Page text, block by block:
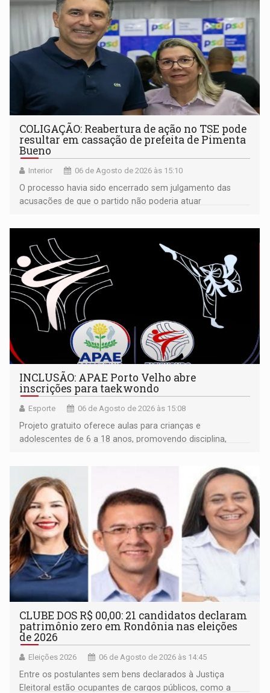
COLIGAÇÃO: Reabertura de ação no TSE pode
resultar em cassação de prefeita de Pimenta
Bueno
Interior 06 de Agosto de 2026 às 15:10
O processo havia sido encerrado sem julgamento das
acusações de que o partido não poderia atuar
INCLUSÃO: APAE Porto Velho abre
inscrições para taekwondo
Esporte 06 de Agosto de 2026 às 15:08
Projeto gratuito oferece aulas para crianças e
adolescentes de 6 a 18 anos, promovendo disciplina,
CLUBE DOS R$ 00,00: 21 candidatos declaram
patrimônio zero em Rondônia nas eleições
de 2026
Eleições 2026 06 de Agosto de 2026 às 14:45
Entre os postulantes sem bens declarados à Justiça
Eleitoral estão ocupantes de cargos públicos, como a